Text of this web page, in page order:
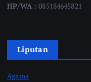
HP/WA :085184645821
Liputan
Agama